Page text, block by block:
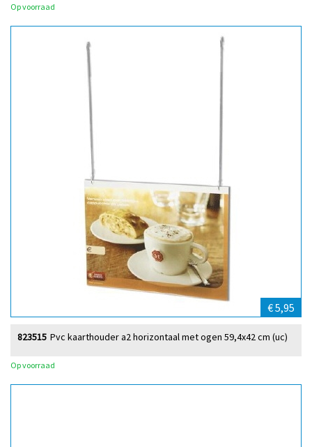
Op voorraad
€ 5,95
Pvc kaarthouder a2 horizontaal met ogen 59,4x42 cm (uc)
823515
Op voorraad